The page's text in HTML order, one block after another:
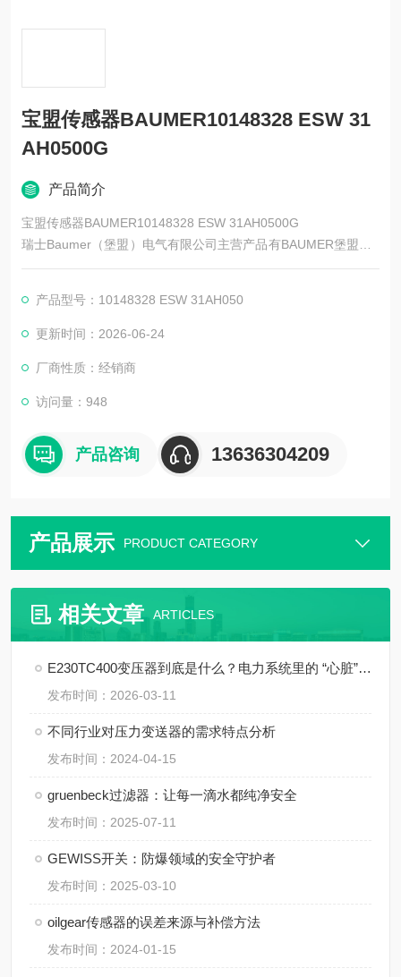
宝盟传感器BAUMER10148328 ESW 31
AH0500G
产品简介
宝盟传感器BAUMER10148328 ESW 31AH0500G
瑞士Baumer（堡盟）电气有限公司主营产品有BAUMER堡盟、B
AUMER编码器、BAUMER传感器、BAUMER控制器、BAUMER
ER光电开关、BAUMER限位开关、宝盟传感器
产品型号：10148328 ESW 31AH050
更新时间：2026-06-24
厂商性质：经销商
访问量：948
产品咨询 13636304209
产品展示 PRODUCT CATEGORY
相关文章 ARTICLES
E230TC400变压器到底是什么？电力系统里的 “心脏” 角色
发布时间：2026-03-11
不同行业对压力变送器的需求特点分析
发布时间：2024-04-15
gruenbeck过滤器：让每一滴水都纯净安全
发布时间：2025-07-11
GEWISS开关：防爆领域的安全守护者
发布时间：2025-03-10
oilgear传感器的误差来源与补偿方法
发布时间：2024-01-15